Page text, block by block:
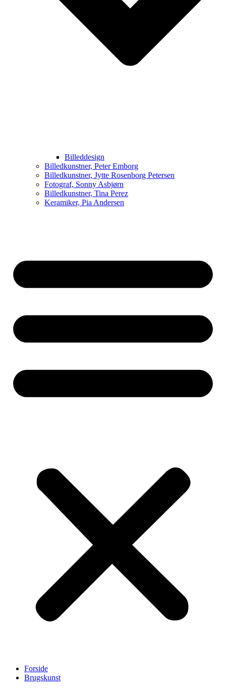
Billeddesign
Billedkunstner, Peter Emborg
Billedkunstner, Jytte Rosenborg Petersen
Fotograf, Sonny Asbjørn
Billedkunstner, Tina Perez
Keramiker, Pia Andersen
Forside
Brugskunst